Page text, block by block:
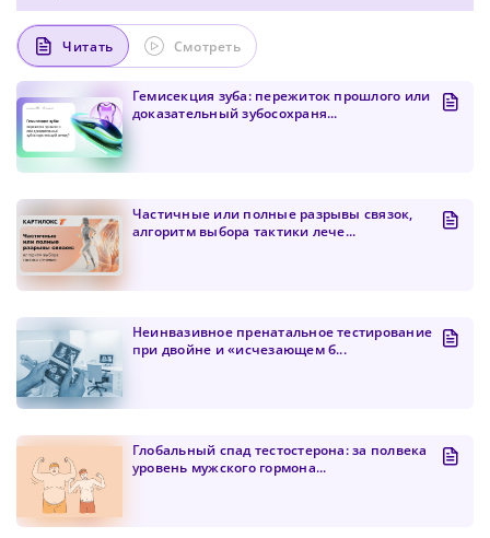
Читать Смотреть
Гемисекция зуба: пережиток прошлого или
доказательный зубосохраня...
Частичные или полные разрывы связок,
алгоритм выбора тактики лече...
Неинвазивное пренатальное тестирование
при двойне и «исчезающем б...
Глобальный спад тестостерона: за полвека
уровень мужского гормона...